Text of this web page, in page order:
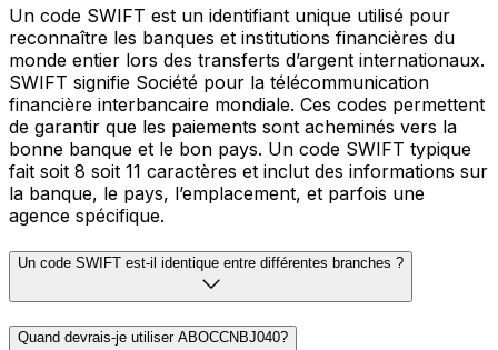
Un code SWIFT est un identifiant unique utilisé pour
reconnaître les banques et institutions financières du
monde entier lors des transferts d’argent internationaux.
SWIFT signifie Société pour la télécommunication
financière interbancaire mondiale. Ces codes permettent
de garantir que les paiements sont acheminés vers la
bonne banque et le bon pays. Un code SWIFT typique
fait soit 8 soit 11 caractères et inclut des informations sur
la banque, le pays, l’emplacement, et parfois une
agence spécifique.
Un code SWIFT est-il identique entre différentes branches ?
Quand devrais-je utiliser ABOCCNBJ040?